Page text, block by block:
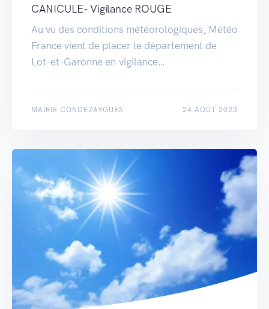
CANICULE- Vigilance ROUGE
Au vu des conditions météorologiques, Météo
France vient de placer le département de
Lot-et-Garonne en vigilance…
MAIRIE CONDEZAYGUES 24 AOÛT 2023